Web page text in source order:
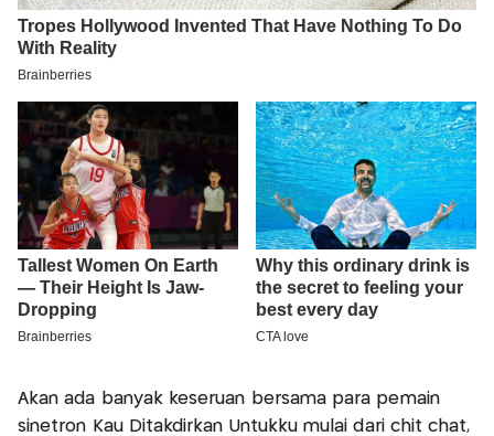
Akan ada banyak keseruan bersama para pemain
sinetron Kau Ditakdirkan Untukku mulai dari chit chat,